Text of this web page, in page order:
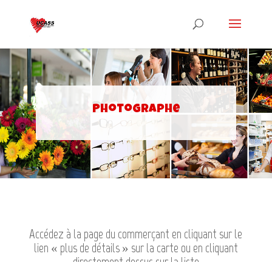
Photographe
Accédez à la page du commerçant en cliquant sur le
lien « plus de détails » sur la carte ou en cliquant